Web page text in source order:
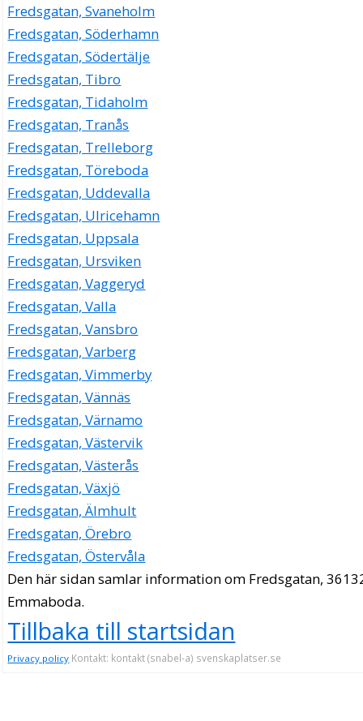
Fredsgatan, Svaneholm
Fredsgatan, Söderhamn
Fredsgatan, Södertälje
Fredsgatan, Tibro
Fredsgatan, Tidaholm
Fredsgatan, Tranås
Fredsgatan, Trelleborg
Fredsgatan, Töreboda
Fredsgatan, Uddevalla
Fredsgatan, Ulricehamn
Fredsgatan, Uppsala
Fredsgatan, Ursviken
Fredsgatan, Vaggeryd
Fredsgatan, Valla
Fredsgatan, Vansbro
Fredsgatan, Varberg
Fredsgatan, Vimmerby
Fredsgatan, Vännäs
Fredsgatan, Värnamo
Fredsgatan, Västervik
Fredsgatan, Västerås
Fredsgatan, Växjö
Fredsgatan, Älmhult
Fredsgatan, Örebro
Fredsgatan, Östervåla
Den här sidan samlar information om Fredsgatan,
Emmaboda.
Tillbaka till startsidan
Privacy policy Kontakt: kontakt (snabel-a) svenskaplatser.se